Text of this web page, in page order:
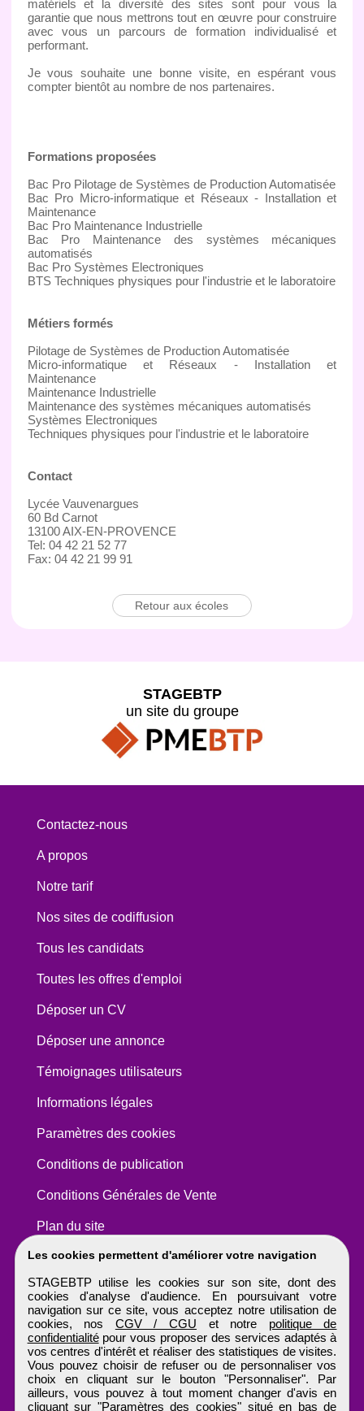
matériels et la diversité des sites sont pour vous la
garantie que nous mettrons tout en œuvre pour construire
avec vous un parcours de formation individualisé et
performant.
Je vous souhaite une bonne visite, en espérant vous
compter bientôt au nombre de nos partenaires.
Formations proposées
Bac Pro Pilotage de Systèmes de Production Automatisée
Bac Pro Micro-informatique et Réseaux - Installation et
Maintenance
Bac Pro Maintenance Industrielle
Bac Pro Maintenance des systèmes mécaniques
automatisés
Bac Pro Systèmes Electroniques
BTS Techniques physiques pour l'industrie et le laboratoire
Métiers formés
Pilotage de Systèmes de Production Automatisée
Micro-informatique et Réseaux - Installation et
Maintenance
Maintenance Industrielle
Maintenance des systèmes mécaniques automatisés
Systèmes Electroniques
Techniques physiques pour l'industrie et le laboratoire
Contact
Lycée Vauvenargues
60 Bd Carnot
13100 AIX-EN-PROVENCE
Tel: 04 42 21 52 77
Fax: 04 42 21 99 91
Retour aux écoles
Les cookies permettent d'améliorer votre navigation
STAGEBTP utilise les cookies sur son site, dont des
cookies d'analyse d'audience. En poursuivant votre
navigation sur ce site, vous acceptez notre utilisation de
cookies, nos CGV / CGU et notre politique de
confidentialitépour vous proposer des services adaptés à
vos centres d'intérêt et réaliser des statistiques de visites.
Vous pouvez choisir de refuser ou de personnaliser vos
choix en cliquant sur le bouton "Personnaliser". Par
ailleurs, vous pouvez à tout moment changer d'avis en
cliquant sur "Paramètres des cookies" situé en bas de
STAGEBTP
un site du groupe
Contactez-nous
A propos
Notre tarif
Nos sites de codiffusion
Tous les candidats
Toutes les offres d'emploi
Déposer un CV
Déposer une annonce
Témoignages utilisateurs
Informations légales
Paramètres des cookies
Conditions de publication
Conditions Générales de Vente
Plan du site